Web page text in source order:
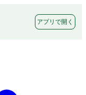
アプリで開く